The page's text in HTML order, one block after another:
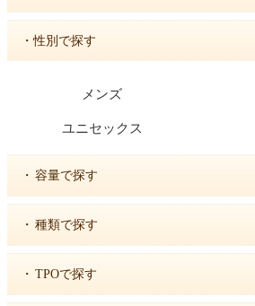
・性別で探す
メンズ
ユニセックス
・ 容量で探す
・ 種類で探す
・ TPOで探す